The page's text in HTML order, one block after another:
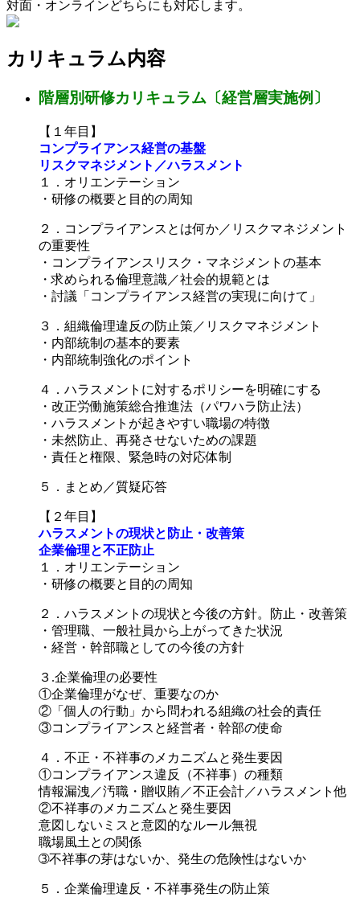
対面・オンラインどちらにも対応します。
カリキュラム内容
階層別研修カリキュラム〔経営層実施例〕
【１年目】
コンプライアンス経営の基盤
リスクマネジメント／ハラスメント
１．オリエンテーション
・研修の概要と目的の周知
２．コンプライアンスとは何か／リスクマネジメント
の重要性
・コンプライアンスリスク・マネジメントの基本
・求められる倫理意識／社会的規範とは
・討議「コンプライアンス経営の実現に向けて」
３．組織倫理違反の防止策／リスクマネジメント
・内部統制の基本的要素
・内部統制強化のポイント
４．ハラスメントに対するポリシーを明確にする
・改正労働施策総合推進法（パワハラ防止法）
・ハラスメントが起きやすい職場の特徴
・未然防止、再発させないための課題
・責任と権限、緊急時の対応体制
５．まとめ／質疑応答
【２年目】
ハラスメントの現状と防止・改善策
企業倫理と不正防止
１．オリエンテーション
・研修の概要と目的の周知
２．ハラスメントの現状と今後の方針。防止・改善策
・管理職、一般社員から上がってきた状況
・経営・幹部職としての今後の方針
３.企業倫理の必要性
①企業倫理がなぜ、重要なのか
②「個人の行動」から問われる組織の社会的責任
③コンプライアンスと経営者・幹部の使命
４．不正・不祥事のメカニズムと発生要因
①コンプライアンス違反（不祥事）の種類
情報漏洩／汚職・贈収賄／不正会計／ハラスメント他
②不祥事のメカニズムと発生要因
意図しないミスと意図的なルール無視
職場風土との関係
➂不祥事の芽はないか、発生の危険性はないか
５．企業倫理違反・不祥事発生の防止策